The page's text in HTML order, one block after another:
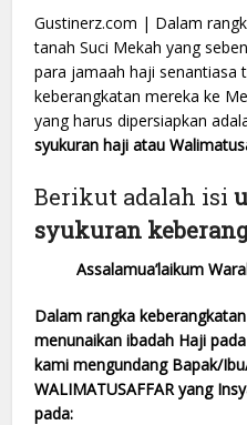
Gustinerz.com | Dalam
tanah Suci Mekah yang
para jamaah haji senantiasa
keberangkatan mereka ke
yang harus dipersiapkan
syukuran haji atau
Berikut adalah isi
syukuran
Assalamua’laikum
Dalam rangka
menunaikan ibadah Haji
kami mengundang Bapak/
WALIMATUSAFFAR yang
pada: